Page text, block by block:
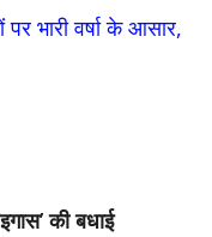
भारी वर्षा के आसार,
की बधाई